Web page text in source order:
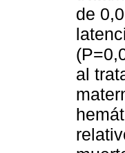
de
al